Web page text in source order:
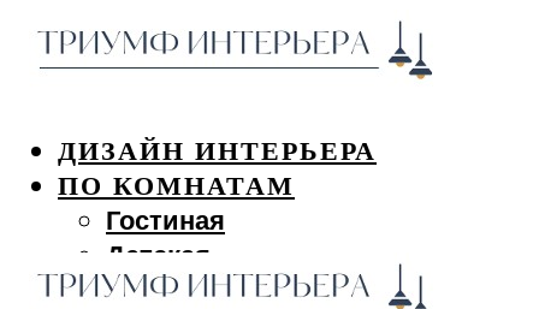
ДИЗАЙН ИНТЕРЬЕРА
ПО КОМНАТАМ
Гостиная
Детская
Спальня